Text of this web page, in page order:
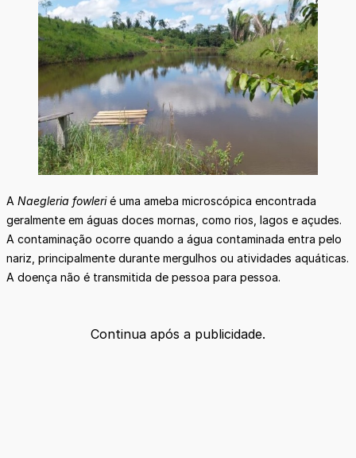
A Naegleria fowlerié uma ameba microscópica encontrada
geralmente em águas doces mornas, como rios, lagos e açudes.
A contaminação ocorre quando a água contaminada entra pelo
nariz, principalmente durante mergulhos ou atividades aquáticas.
A doença não é transmitida de pessoa para pessoa.
Continua após a publicidade.